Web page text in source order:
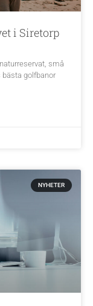
i Siretorp
små
bästa golfbanor
NYHETER